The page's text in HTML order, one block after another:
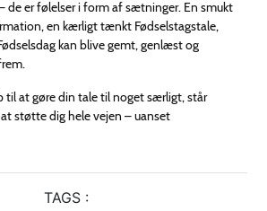
de er følelser i form af sætninger. En smukt
en kærligt tænkt Fødselstagstale,
kan blive gemt, genlæst og
til at gøre din tale til noget særligt, står
at støtte dig hele vejen – uanset
TAGS :